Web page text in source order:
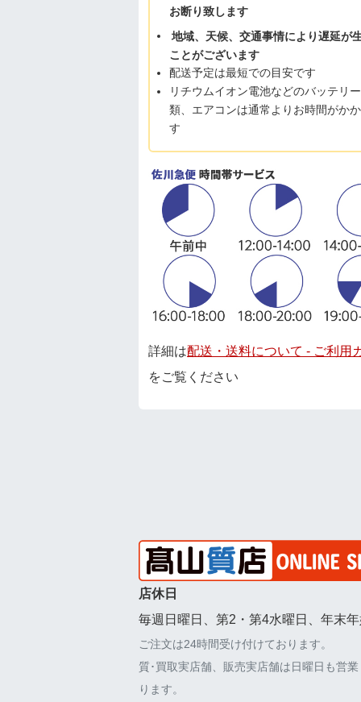
お断り致します
地域、天候、交通事情により遅延が
ことがございます
配送予定は最短での目安です
リチウムイオン電池などのバッテリ
類、エアコンは通常よりお時間がか
す
詳細は配送・送料について - ご利用
をご覧ください
店休日
毎週日曜日、第2・第4水曜日、年末
ご注文は24時間受け付けております。
質･買取実店舗、販売実店舗は日曜日も営
ります。